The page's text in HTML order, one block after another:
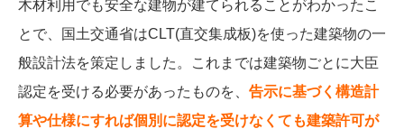
木材利用でも安全な建物が建てられることがわかったこ
とで、国土交通省はCLT(直交集成板)を使った建築物の一
般設計法を策定しました。これまでは建築物ごとに大臣
認定を受ける必要があったものを、 告示に基づく構造計
算や仕様にすれば個別に認定を受けなくても建築許可が